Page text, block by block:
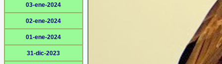
03-ene-2024
02-ene-2024
01-ene-2024
31-dic-2023